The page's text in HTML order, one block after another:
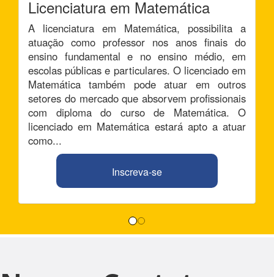
Licenciatura em Matemática
A licenciatura em Matemática, possibilita a
atuação como professor nos anos finais do
ensino fundamental e no ensino médio, em
escolas públicas e particulares. O licenciado em
Matemática também pode atuar em outros
setores do mercado que absorvem profissionais
com diploma do curso de Matemática. O
licenciado em Matemática estará apto a atuar
como...
Inscreva-se